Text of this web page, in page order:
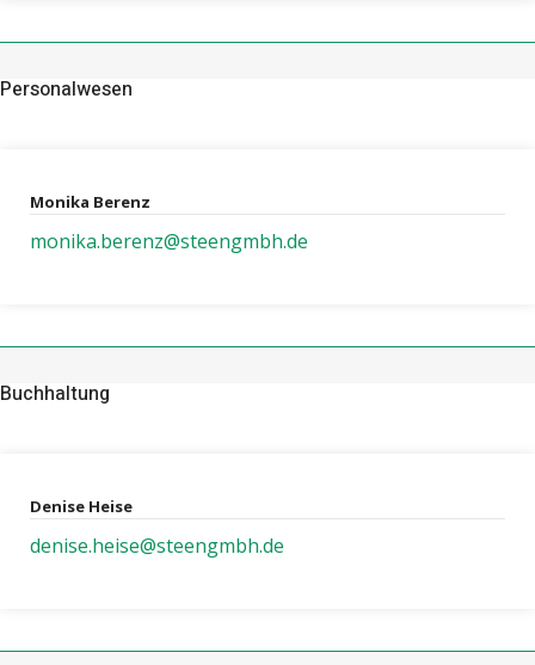
Personalwesen
Monika Berenz
monika.berenz@steengmbh.de
Buchhaltung
Denise Heise
denise.heise@steengmbh.de